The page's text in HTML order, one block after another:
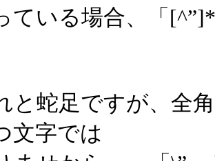
ている場合、「
と蛇足ですが、全
文字では